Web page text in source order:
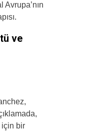
Avrupa’nın
ve
için bir